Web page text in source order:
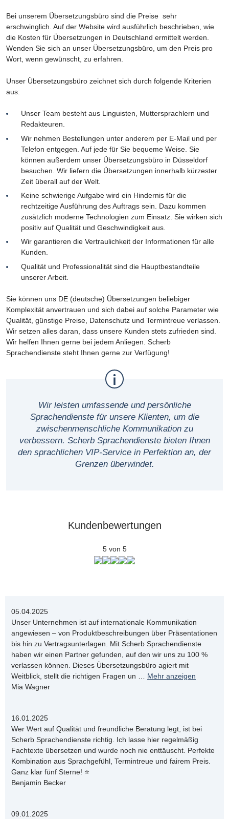
Bei unserem Übersetzungsbüro sind die Preise sehr
erschwinglich. Auf der Website wird ausführlich beschrieben, wie
die Kosten für Übersetzungen in Deutschland ermittelt werden.
Wenden Sie sich an unser Übersetzungsbüro, um den Preis pro
Wort, wenn gewünscht, zu erfahren.
Unser Übersetzungsbüro zeichnet sich durch folgende Kriterien
aus:
Unser Team besteht aus Linguisten, Muttersprachlern und
Redakteuren.
Wir nehmen Bestellungen unter anderem per E-Mail und per
Telefon entgegen. Auf jede für Sie bequeme Weise. Sie
können außerdem unser Übersetzungsbüro in Düsseldorf
besuchen. Wir liefern die Übersetzungen innerhalb kürzester
Zeit überall auf der Welt.
Keine schwierige Aufgabe wird ein Hindernis für die
rechtzeitige Ausführung des Auftrags sein. Dazu kommen
zusätzlich moderne Technologien zum Einsatz. Sie wirken sich
positiv auf Qualität und Geschwindigkeit aus.
Wir garantieren die Vertraulichkeit der Informationen für alle
Kunden.
Qualität und Professionalität sind die Hauptbestandteile
unserer Arbeit.
Sie können uns DE (deutsche) Übersetzungen beliebiger
Komplexität anvertrauen und sich dabei auf solche Parameter wie
Qualität, günstige Preise, Datenschutz und Termintreue verlassen.
Wir setzen alles daran, dass unsere Kunden stets zufrieden sind.
Wir helfen Ihnen gerne bei jedem Anliegen. Scherb
Sprachendienste steht Ihnen gerne zur Verfügung!
Wir leisten umfassende und persönliche
Sprachendienste für unsere Klienten, um die
zwischenmenschliche Kommunikation zu
verbessern. Scherb Sprachendienste bieten Ihnen
den sprachlichen VIP-Service in Perfektion an, der
Grenzen überwindet.
Kundenbewertungen
5 von 5
05.04.2025
Unser Unternehmen ist auf internationale Kommunikation
angewiesen – von Produktbeschreibungen über Präsentationen
bis hin zu Vertragsunterlagen. Mit Scherb Sprachendienste
haben wir einen Partner gefunden, auf den wir uns zu 100 %
verlassen können. Dieses Übersetzungsbüro agiert mit
Weitblick, stellt die richtigen Fragen un … Mehr anzeigen
Mia Wagner
16.01.2025
Wer Wert auf Qualität und freundliche Beratung legt, ist bei
Scherb Sprachendienste richtig. Ich lasse hier regelmäßig
Fachtexte übersetzen und wurde noch nie enttäuscht. Perfekte
Kombination aus Sprachgefühl, Termintreue und fairem Preis.
Ganz klar fünf Sterne! ⭐
Benjamin Becker
09.01.2025